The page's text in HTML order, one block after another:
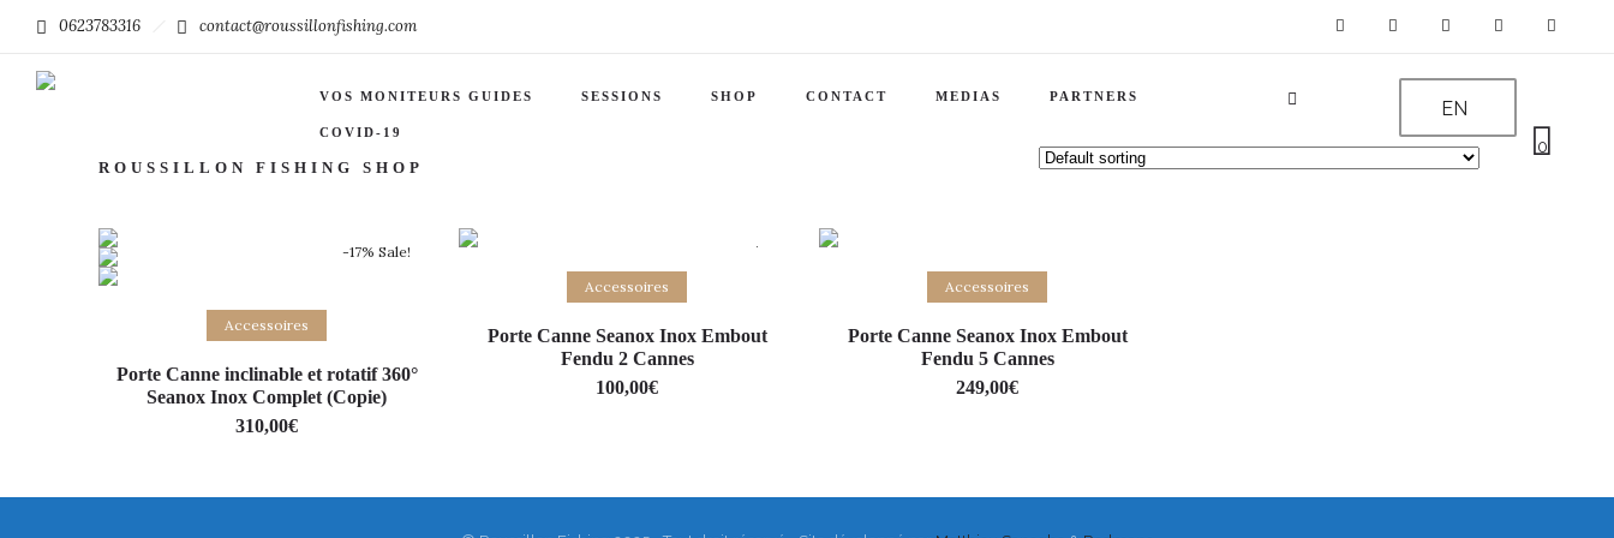
0623783316 contact@roussillonfishing.com
EN
0
VOS MONITEURS GUIDES SESSIONS SHOP CONTACT MEDIAS PARTNERS
COVID-19
ROUSSILLON FISHING SHOP
-17% Sale!
Add to basket
Accessoires
Porte Canne inclinable et rotatif 360°
Seanox Inox Complet (Copie)
310,00€
-26% Sale!
Add to basket
Accessoires
Porte Canne Seanox Inox Embout
Fendu 2 Cannes
100,00€
Add to basket
Accessoires
Porte Canne Seanox Inox Embout
Fendu 5 Cannes
249,00€